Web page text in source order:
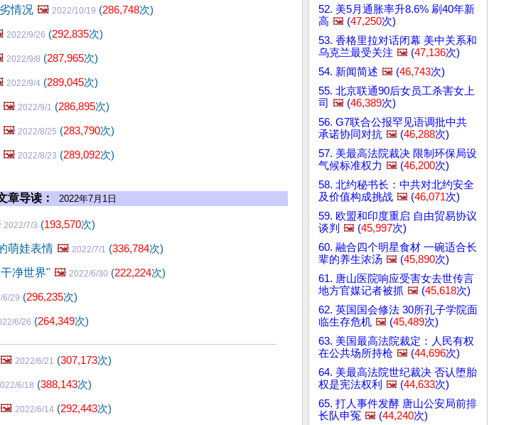
情况 🖼️ 2022/10/19 (286,748次)
2022/9/26 (292,835次)
2022/9/8 (287,965次)
2022/9/4 (289,045次)
🖼️ 2022/9/1 (286,895次)
🖼️ 2022/8/25 (283,790次)
🖼️ 2022/8/23 (289,092次)
章导读： 2022年7月1日
2022/7/3 (193,570次)
萌娃表情 🖼️ 2022/7/1 (336,784次)
净世界" 🖼️ 2022/6/30 (222,224次)
6/29 (296,235次)
6/26 (264,349次)
🖼️ 2022/6/21 (307,173次)
6/18 (388,143次)
🖼️ 2022/6/14 (292,443次)
52. 美5月通胀率升8.6% 刷40年新
高 🖼️ (47,250次)
53. 香格里拉对话闭幕 美中关系和
乌克兰最受关注 🖼️ (47,136次)
54. 新闻简述 🖼️ (46,743次)
55. 北京联通90后女员工杀害女上
司 🖼️ (46,389次)
56. G7联合公报罕见语调批中共
承诺协同对抗 🖼️ (46,288次)
57. 美最高法院裁决 限制环保局设
气候标准权力 🖼️ (46,200次)
58. 北约秘书长：中共对北约安全
及价值构成挑战 🖼️ (46,071次)
59. 欧盟和印度重启 自由贸易协议
谈判 🖼️ (45,997次)
60. 融合四个明星食材 一碗适合长
辈的养生浓汤 🖼️ (45,890次)
61. 唐山医院响应受害女去世传言
地方官媒记者被抓 🖼️ (45,618次)
62. 英国国会修法 30所孔子学院面
临生存危机 🖼️ (45,489次)
63. 美国最高法院裁定：人民有权
在公共场所持枪 🖼️ (44,696次)
64. 美最高法院世纪裁决 否认堕胎
权是宪法权利 🖼️ (44,633次)
65. 打人事件发酵 唐山公安局前排
长队申冤 🖼️ (44,240次)